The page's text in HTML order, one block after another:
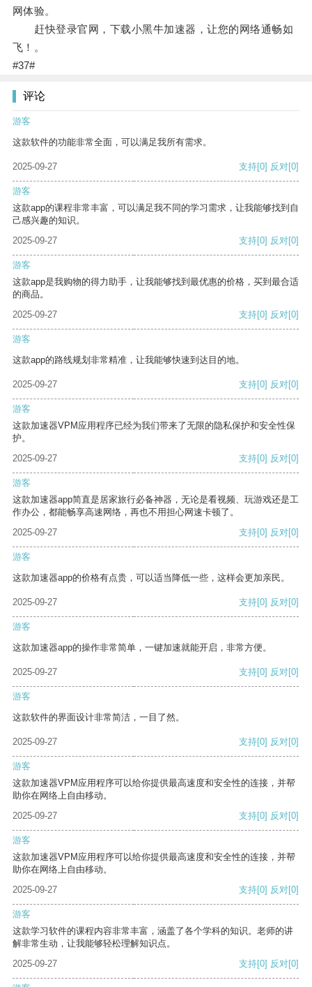
网体验。
赶快登录官网，下载小黑牛加速器，让您的网络通畅如
飞！。
#37#
评论
游客
这款软件的功能非常全面，可以满足我所有需求。
2025-09-27 支持[0] 反对[0]
游客
这款app的课程非常丰富，可以满足我不同的学习需求，让我能够找到自
己感兴趣的知识。
2025-09-27
支持[0] 反对[0]
游客
这款app是我购物的得力助手，让我能够找到最优惠的价格，买到最合适
的商品。
2025-09-27
支持[0] 反对[0]
游客
这款app的路线规划非常精准，让我能够快速到达目的地。
2025-09-27 支持[0] 反对[0]
游客
这款加速器VPM应用程序已经为我们带来了无限的隐私保护和安全性保
护。
2025-09-27
支持[0] 反对[0]
游客
这款加速器app简直是居家旅行必备神器，无论是看视频、玩游戏还是工
作办公，都能畅享高速网络，再也不用担心网速卡顿了。
2025-09-27
支持[0] 反对[0]
游客
这款加速器app的价格有点贵，可以适当降低一些，这样会更加亲民。
2025-09-27 支持[0] 反对[0]
游客
这款加速器app的操作非常简单，一键加速就能开启，非常方便。
2025-09-27 支持[0] 反对[0]
游客
这款软件的界面设计非常简洁，一目了然。
2025-09-27 支持[0] 反对[0]
游客
这款加速器VPM应用程序可以给你提供最高速度和安全性的连接，并帮
助你在网络上自由移动。
2025-09-27
支持[0] 反对[0]
游客
这款加速器VPM应用程序可以给你提供最高速度和安全性的连接，并帮
助你在网络上自由移动。
2025-09-27
支持[0] 反对[0]
游客
这款学习软件的课程内容非常丰富，涵盖了各个学科的知识。老师的讲
解非常生动，让我能够轻松理解知识点。
2025-09-27
支持[0] 反对[0]